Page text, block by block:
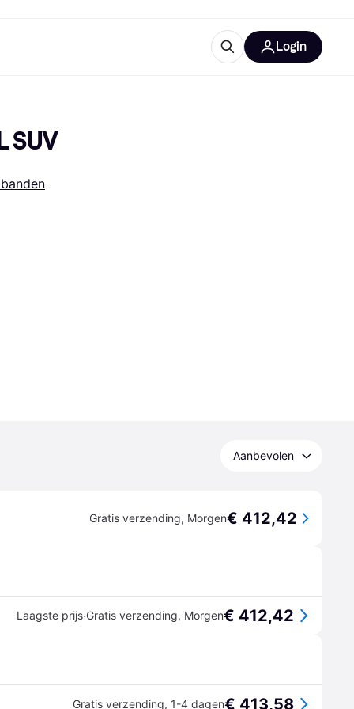
Login
SUV
Aanbevolen
Gratis verzending, Morgen€ 412,42
Laagste prijs·Gratis verzending, Morgen€ 412,42
Gratis verzending, 1-4 dagen€ 413,58